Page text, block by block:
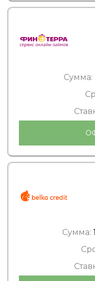
Сумма:
Сумма: